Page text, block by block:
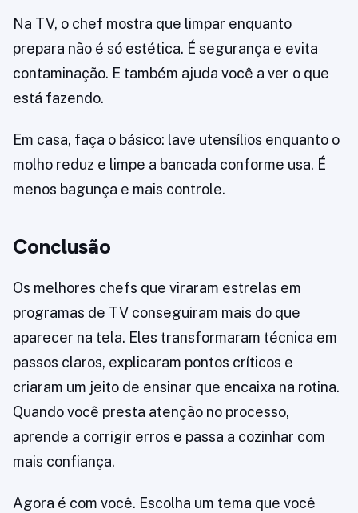
Na TV, o chef mostra que limpar enquanto
prepara não é só estética. É segurança e evita
contaminação. E também ajuda você a ver o que
está fazendo.
Em casa, faça o básico: lave utensílios enquanto o
molho reduz e limpe a bancada conforme usa. É
menos bagunça e mais controle.
Conclusão
Os melhores chefs que viraram estrelas em
programas de TV conseguiram mais do que
aparecer na tela. Eles transformaram técnica em
passos claros, explicaram pontos críticos e
criaram um jeito de ensinar que encaixa na rotina.
Quando você presta atenção no processo,
aprende a corrigir erros e passa a cozinhar com
mais confiança.
Agora é com você. Escolha um tema que você